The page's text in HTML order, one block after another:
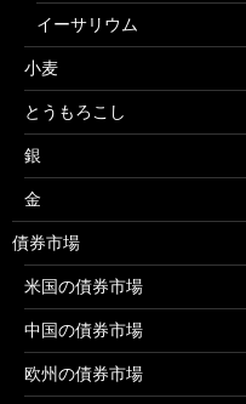
イーサリウム
小麦
とうもろこし
銀
金
債券市場
米国の債券市場
中国の債券市場
欧州の債券市場